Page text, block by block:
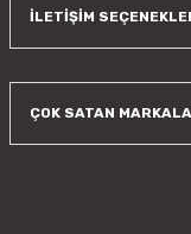
İLETİŞİM
ÇOK SATAN